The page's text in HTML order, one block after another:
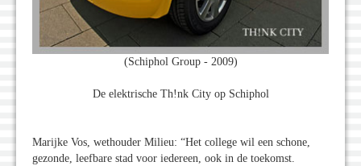
(Schiphol Group - 2009)
De elektrische Th!nk City op Schiphol
Marijke Vos, wethouder Milieu: “Het college wil een schone,
gezonde, leefbare stad voor iedereen, ook in de toekomst.